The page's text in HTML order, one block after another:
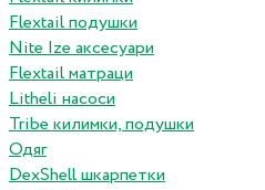
Flextail подушки
Nite Ize аксесуари
Flextail матраци
Litheli насоси
Tribe килимки, подушки
Одяг
DexShell шкарпетки